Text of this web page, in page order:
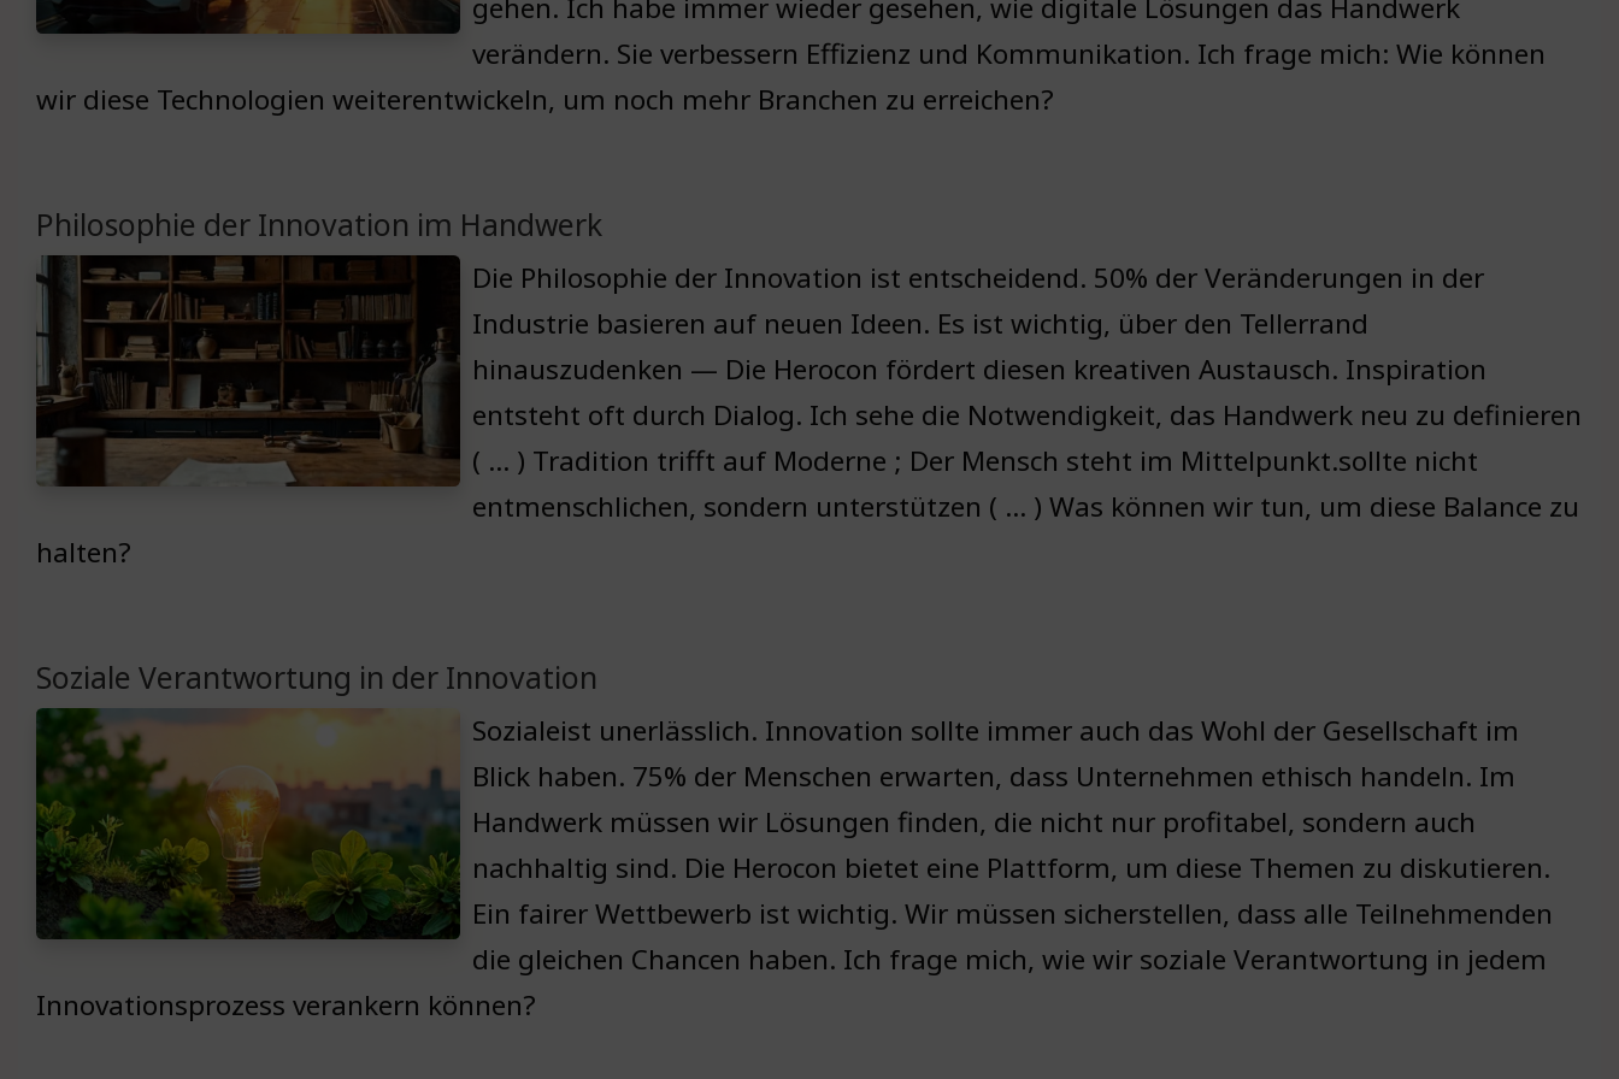
gehen. Ich habe immer wieder gesehen, wie digitale Lösungen das Handwerk
verändern. Sie verbessern Effizienz und Kommunikation. Ich frage mich: Wie können
wir diese Technologien weiterentwickeln, um noch mehr Branchen zu erreichen?
Philosophie der Innovation im Handwerk
Die Philosophie der Innovation ist entscheidend. 50% der Veränderungen in der
Industrie basieren auf neuen Ideen. Es ist wichtig, über den Tellerrand
hinauszudenken — Die Herocon fördert diesen kreativen Austausch. Inspiration
entsteht oft durch Dialog. Ich sehe die Notwendigkeit, das Handwerk neu zu definieren
( … ) Tradition trifft auf Moderne ; Der Mensch steht im Mittelpunkt.sollte nicht
entmenschlichen, sondern unterstützen ( … ) Was können wir tun, um diese Balance zu
halten?
Soziale Verantwortung in der Innovation
Sozialeist unerlässlich. Innovation sollte immer auch das Wohl der Gesellschaft im
Blick haben. 75% der Menschen erwarten, dass Unternehmen ethisch handeln. Im
Handwerk müssen wir Lösungen finden, die nicht nur profitabel, sondern auch
nachhaltig sind. Die Herocon bietet eine Plattform, um diese Themen zu diskutieren.
Ein fairer Wettbewerb ist wichtig. Wir müssen sicherstellen, dass alle Teilnehmenden
die gleichen Chancen haben. Ich frage mich, wie wir soziale Verantwortung in jedem
Innovationsprozess verankern können?